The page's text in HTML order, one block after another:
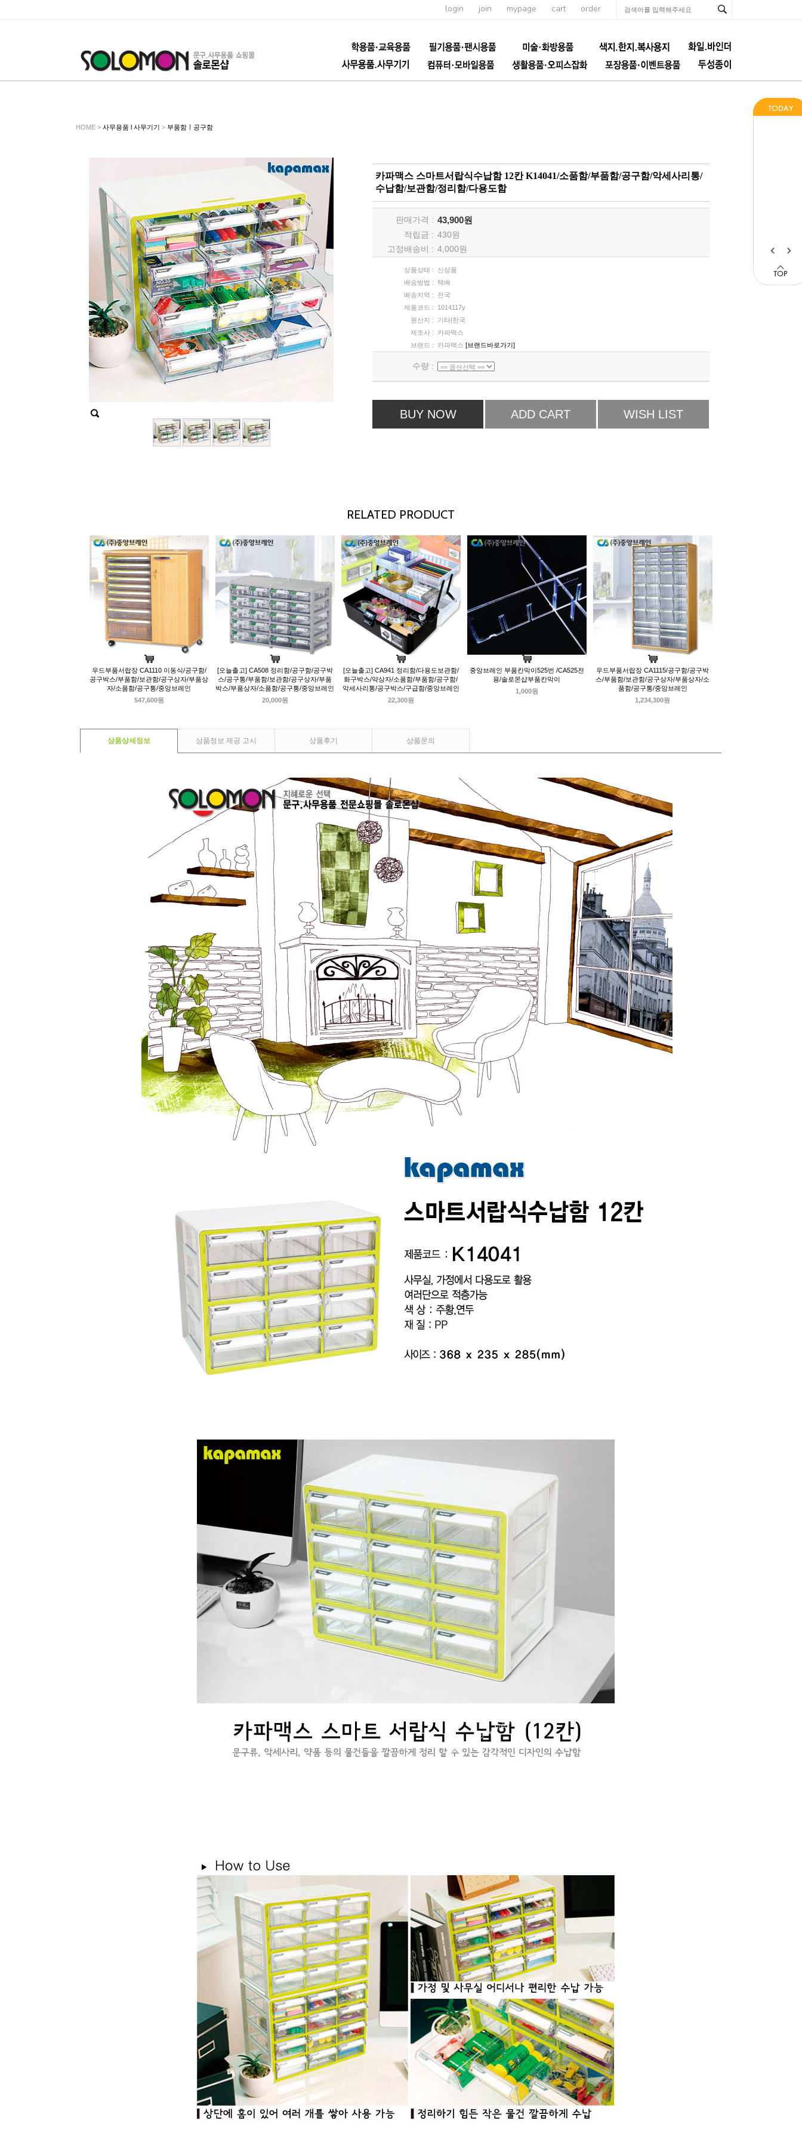
login join mypage cart order
HOME > 사무용품 l 사무기기 > 부품함ㅣ공구함
카파맥스 스마트서랍식수납함 12칸 K14041/소품함/부품함/공구함/악세사리통/
수납함/보관함/정리함/다용도함
판매가격 : 43,900원
적립금 : 430원
고정배송비 : 4,000원
상품상태 :
신상품
배송방법 :
택배
배송지역 :
전국
제품코드 :
1014117y
원산지 :
기타|한국
제조사 :
카파맥스
브랜드 :
카파맥스 [브랜드바로가기]
수량 :
BUY NOW ADD CART WISH LIST
RELATED PRODUCT
우드부품서랍장 CA1110 이동식/공구함/
공구박스/부품함/보관함/공구상자/부품상
자/소품함/공구통/중앙브레인
547,600원
[오늘출고] CA508 정리함/공구함/공구박
스/공구통/부품함/보관함/공구상자/부품
박스/부품상자/소품함/공구통/중앙브레인
20,000원
[오늘출고] CA941 정리함/다용도보관함/
화구박스/약상자/소품함/부품함/공구함/
악세사리통/공구박스/구급함/중앙브레인
22,300원
중앙브레인 부품칸막이525번 /CA525전
용/솔로몬샵부품칸막이
1,000원
우드부품서랍장 CA1115/공구함/공구박
스/부품함/보관함/공구상자/부품상자/소
품함/공구통/중앙브레인
1,234,300원
상품상세정보 상품정보 제공 고시 상품후기 상품문의